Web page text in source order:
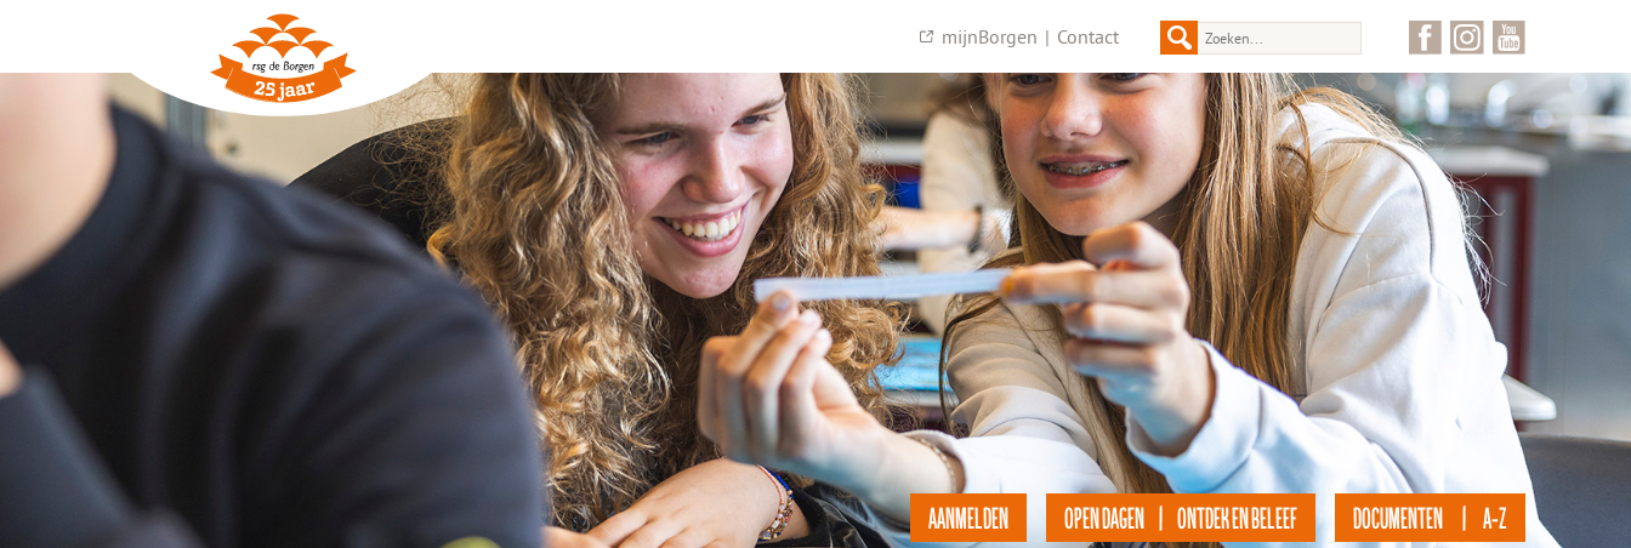
mijnBorgen | Contact
DOCUMENTEN | A-Z
OPEN DAGEN | ONTDEK EN BELEEF
AANMELDEN